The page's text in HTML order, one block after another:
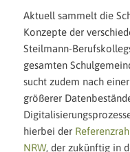
Aktuell sammelt die
Konzepte der
Steilmann-
gesamten
sucht zudem nach
größerer
hierbei der
NRW, der zukünftig in